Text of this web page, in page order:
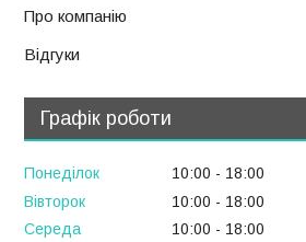
Про компанію
Відгуки
Графік роботи
Понеділок 10:00
18:00
Вівторок
10:00
18:00
Середа
10:00
18:00